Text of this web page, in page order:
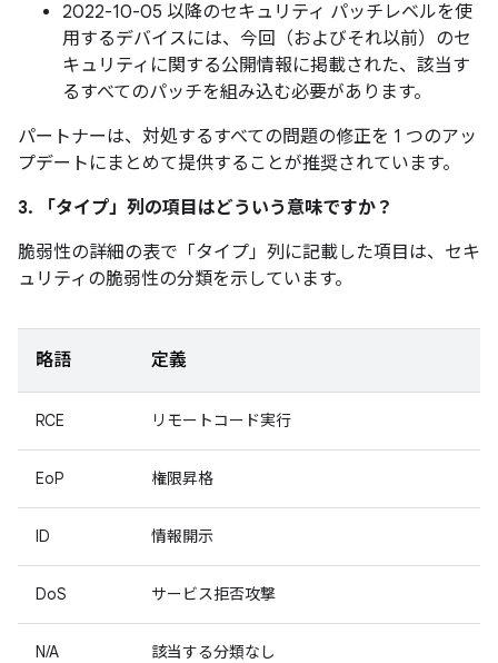
2022-10-05 以降のセキュリティ パッチレベルを使
用するデバイスには、今回（およびそれ以前）のセ
キュリティに関する公開情報に掲載された、該当す
るすべてのパッチを組み込む必要があります。
パートナーは、対処するすべての問題の修正を 1 つのアッ
プデートにまとめて提供することが推奨されています。
3. 「タイプ」 列の項目はどういう意味ですか？
脆弱性の詳細の表で「タイプ」 列に記載した項目は、セキ
ュリティの脆弱性の分類を示しています。
略語 定義
RCE リモートコード実行
EoP 権限昇格
ID 情報開示
DoS サービス拒否攻撃
N/A 該当する分類なし